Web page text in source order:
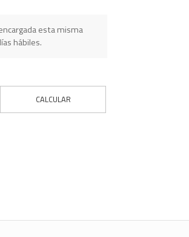
esta misma
hábiles.
CALCULAR